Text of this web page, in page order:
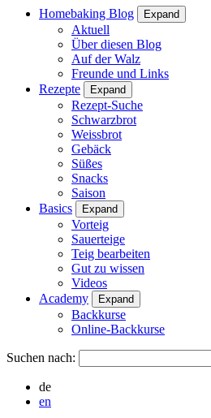
Homebaking Blog Expand
Aktuell
Über diesen Blog
Auf der Walz
Freunde und Links
Rezepte
Expand
Rezept-Suche
Schwarzbrot
Weissbrot
Gebäck
Süßes
Snacks
Saison
Basics
Expand
Vorteig
Sauerteige
Teig bearbeiten
Gut zu wissen
Videos
Academy
Expand
Backkurse
Online-Backkurse
Suchen nach:
de
en